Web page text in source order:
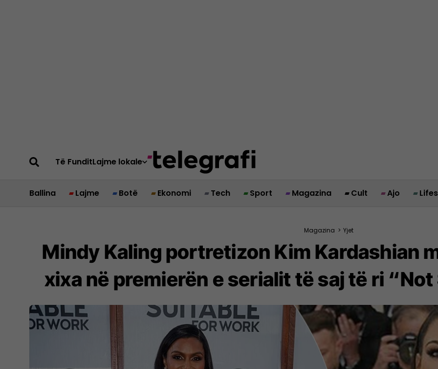
Të FunditLajme lokale
Ballina Lajme Botë Ekonomi Tech Sport Magazina Cult Ajo
Magazina > Yjet
Mindy Kaling portretizon Kim Kardashian
xixa në premierën e serialit të saj të ri